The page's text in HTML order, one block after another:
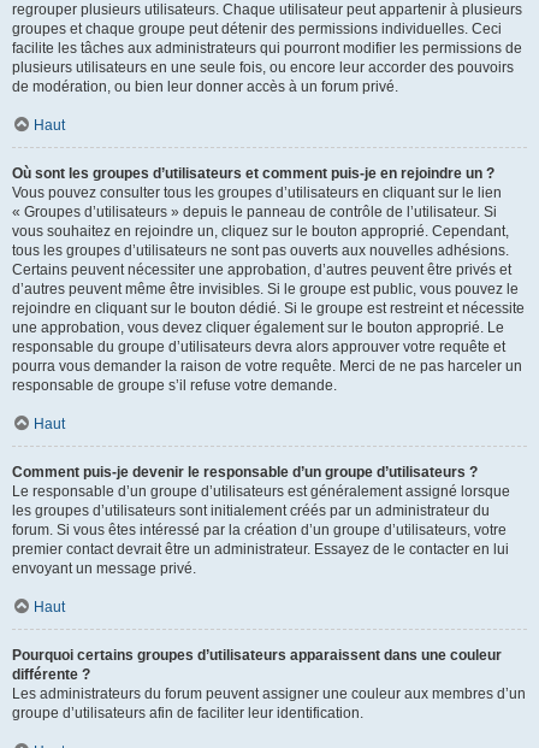
regrouper plusieurs utilisateurs. Chaque utilisateur peut appartenir à plusieurs
groupes et chaque groupe peut détenir des permissions individuelles. Ceci
facilite les tâches aux administrateurs qui pourront modifier les permissions de
plusieurs utilisateurs en une seule fois, ou encore leur accorder des pouvoirs
de modération, ou bien leur donner accès à un forum privé.
Haut
Où sont les groupes d’utilisateurs et comment puis-je en rejoindre un ?
Vous pouvez consulter tous les groupes d’utilisateurs en cliquant sur le lien
« Groupes d’utilisateurs » depuis le panneau de contrôle de l’utilisateur. Si
vous souhaitez en rejoindre un, cliquez sur le bouton approprié. Cependant,
tous les groupes d’utilisateurs ne sont pas ouverts aux nouvelles adhésions.
Certains peuvent nécessiter une approbation, d’autres peuvent être privés et
d’autres peuvent même être invisibles. Si le groupe est public, vous pouvez le
rejoindre en cliquant sur le bouton dédié. Si le groupe est restreint et nécessite
une approbation, vous devez cliquer également sur le bouton approprié. Le
responsable du groupe d’utilisateurs devra alors approuver votre requête et
pourra vous demander la raison de votre requête. Merci de ne pas harceler un
responsable de groupe s’il refuse votre demande.
Haut
Comment puis-je devenir le responsable d’un groupe d’utilisateurs ?
Le responsable d’un groupe d’utilisateurs est généralement assigné lorsque
les groupes d’utilisateurs sont initialement créés par un administrateur du
forum. Si vous êtes intéressé par la création d’un groupe d’utilisateurs, votre
premier contact devrait être un administrateur. Essayez de le contacter en lui
envoyant un message privé.
Haut
Pourquoi certains groupes d’utilisateurs apparaissent dans une couleur
différente ?
Les administrateurs du forum peuvent assigner une couleur aux membres d’un
groupe d’utilisateurs afin de faciliter leur identification.